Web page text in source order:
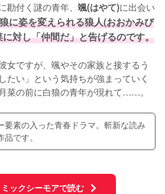
勘付く謎の青年、 颯(はやて)に出会い
に姿を変えられる狼人(おおかみび
対し「仲間だ」と告げるのです。
女ですが、颯やその家族と接するう
たい」という気持ちが強まっていく
菜の前に白狼の青年が現れて……。
要素の入った青春ドラマ。斬新な読み
です。
ックシーモアで読む